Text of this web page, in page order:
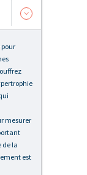
pour
mesurer
de la
est